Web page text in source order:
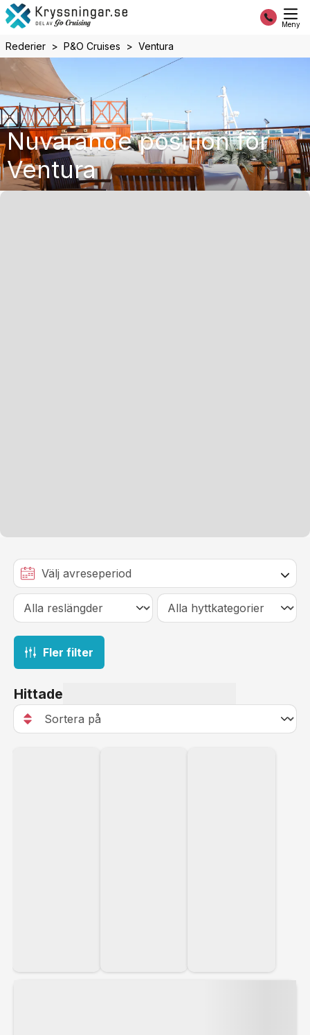
Meny
Rederier P&O Cruises Ventura
Nuvarande position för
Ventura
Fler filter
Hittade